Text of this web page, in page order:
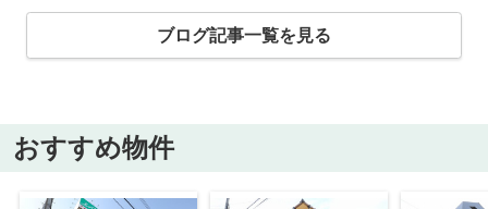
ブログ記事一覧を見る
おすすめ物件